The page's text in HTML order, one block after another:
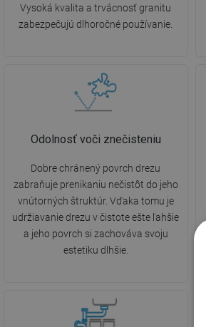
Vysoká kvalita a trvácnosť granitu
zabezpečujú dlhoročné používanie.
Odolnosť voči znečisteniu
Dobre chránený povrch drezu
zabraňuje prenikaniu nečistôt do jeho
vnútorných štruktúr. Vďaka tomu je
udržiavanie drezu v čistote ešte ľahšie
a jeho povrch si zachováva svoju
estetiku dlhšie.